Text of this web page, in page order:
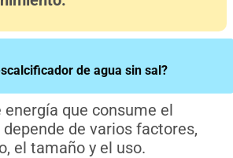
de agua sin sal?
energía que consume el
de varios factores,
el tamaño y el uso.